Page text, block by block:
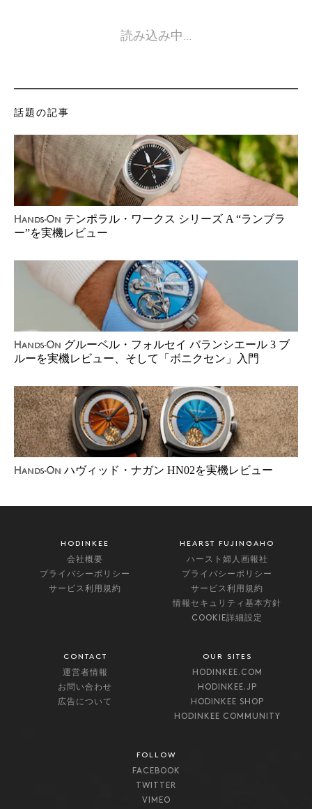
読み込み中…
話題の記事
Hands-On テンポラル・ワークス シリーズ A “ランブラ
ー”を実機レビュー
Hands-On グルーベル・フォルセイ バランシエール 3 ブ
ルーを実機レビュー、そして「ボニクセン」入門
Hands-On ハヴィッド・ナガン HN02を実機レビュー
HODINKEE
会社概要
プライバシーポリシー
サービス利用規約
HEARST FUJINGAHO
ハースト婦人画報社
プライバシーポリシー
サービス利用規約
情報セキュリティ基本方針
COOKIE詳細設定
CONTACT
運営者情報
お問い合わせ
広告について
OUR SITES
HODINKEE.COM
HODINKEE.JP
HODINKEE SHOP
HODINKEE COMMUNITY
FOLLOW
FACEBOOK
TWITTER
VIMEO